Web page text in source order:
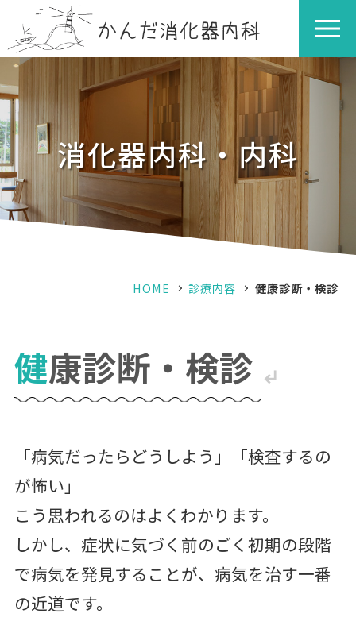
消化器内科・内科
HOME 診療内容 健康診断・検診
健康診断・検診
「病気だったらどうしよう」「検査するの
が怖い」
こう思われるのはよくわかります。
しかし、症状に気づく前のごく初期の段階
で病気を発見することが、病気を治す一番
の近道です。